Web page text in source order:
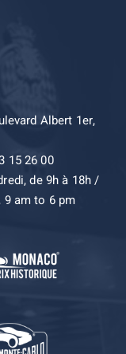
Albert 1er,
15 26 00
de 9h à 18h /
9 am to 6 pm